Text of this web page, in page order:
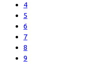
4
5
6
7
8
9